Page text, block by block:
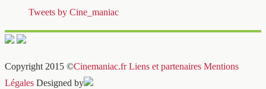
Tweets by Cine_maniac
Copyright 2015 ©Cinemaniac.fr Liens et partenaires Mentions
Légales Designed by